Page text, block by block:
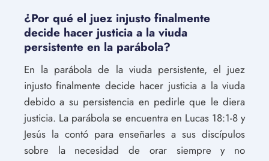
¿Por qué el juez injusto finalmente
decide hacer justicia a la viuda
persistente en la parábola?
En la parábola de la viuda persistente, el juez
injusto finalmente decide hacer justicia a la viuda
debido a su persistencia en pedirle que le diera
justicia. La parábola se encuentra en Lucas 18:1-8 y
Jesús la contó para enseñarles a sus discípulos
sobre la necesidad de orar siempre y no